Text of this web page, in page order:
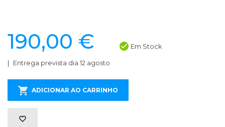
190,00 € Em Stock
Entrega prevista dia 12 agosto
ADICIONAR AO CARRINHO